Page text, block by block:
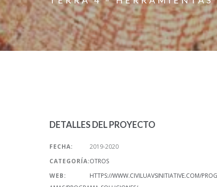
DETALLES DEL PROYECTO
FECHA:
2019-2020
CATEGORÍA:OTROS
WEB:
HTTPS://WWW.CIVILUAVSINITIATIVE.COM/